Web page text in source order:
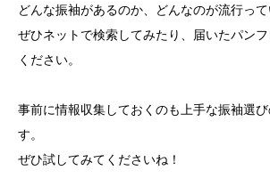
どんな振袖があるのか、どんなのが流行っ
ぜひネットで検索してみたり、届いたパン
ください。
事前に情報収集しておくのも上手な振袖選
す。
ぜひ試してみてくださいね！